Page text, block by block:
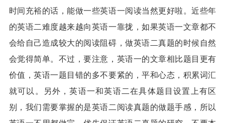
时间充裕的话，能做一些英语一阅读当然更好啦。近些年
的英语二难度越来越向英语一靠拢，如果英语一文章都不
会给自己造成较大的阅读阻碍，做英语二真题的时候自然
会觉得简单。不过，要注意，英语一的文章相比题目更有
价值，英语一题目错的多不要紧的，平和心态，积累词汇
就可以。另外，英语一和英语二在具体题目设置上有区
别，我们需要掌握的是英语二阅读真题的做题手感，所以